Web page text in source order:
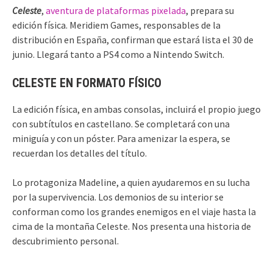
Celeste, aventura de plataformas pixelada, prepara su
edición física. Meridiem Games, responsables de la
distribución en España, confirman que estará lista el 30 de
junio. Llegará tanto a PS4 como a Nintendo Switch.
CELESTE EN FORMATO FÍSICO
La edición física, en ambas consolas, incluirá el propio juego
con subtítulos en castellano. Se completará con una
miniguía y con un póster. Para amenizar la espera, se
recuerdan los detalles del título.
Lo protagoniza Madeline, a quien ayudaremos en su lucha
por la supervivencia. Los demonios de su interior se
conforman como los grandes enemigos en el viaje hasta la
cima de la montaña Celeste. Nos presenta una historia de
descubrimiento personal.